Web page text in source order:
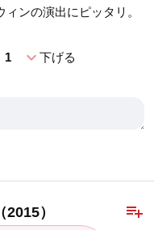
ンの演出にピッタリ。
1 expand_more下げる
playlist_add
）